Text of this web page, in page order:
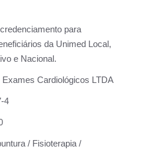
para
da Unimed Local,
e Nacional.
Exames Cardiológicos LTDA
4
/ Fisioterapia /